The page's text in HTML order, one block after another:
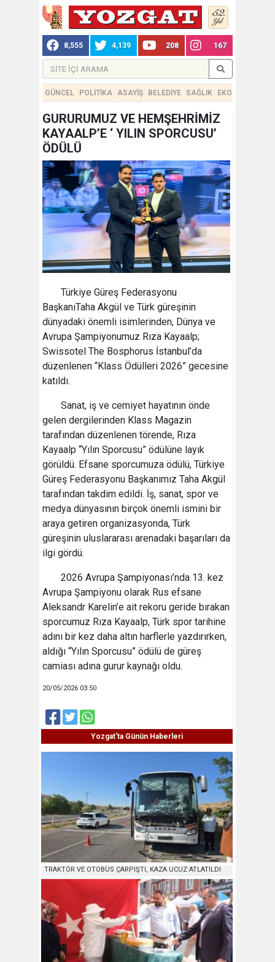
8,555 4,139 208 167
GÜNCEL POLİTİKA ASAYİŞ BELEDİYE SAĞLIK EKONOMİ
GURURUMUZ VE HEMŞEHRİMİZ
KAYAALP’E ‘ YILIN SPORCUSU’
ÖDÜLÜ
Türkiye Güreş Federasyonu
BaşkanıTaha Akgül ve Türk güreşinin
dünyadaki önemli isimlerinden, Dünya ve
Avrupa Şampiyonumuz Rıza Kayaalp;
Swissotel The Bosphorus İstanbul’da
düzenlenen “Klass Ödülleri 2026” gecesine
katıldı.
Sanat, iş ve cemiyet hayatının önde
gelen dergilerinden Klass Magazin
tarafından düzenlenen törende, Rıza
Kayaalp “Yılın Sporcusu” ödülüne layık
görüldü. Efsane sporcumuza ödülü, Türkiye
Güreş Federasyonu Başkanımız Taha Akgül
tarafından takdim edildi. İş, sanat, spor ve
medya dünyasının birçok önemli ismini bir
araya getiren organizasyonda, Türk
güreşinin uluslararası arenadaki başarıları da
ilgi gördü.
2026 Avrupa Şampiyonası’nda 13. kez
Avrupa Şampiyonu olarak Rus efsane
Aleksandr Karelin’e ait rekoru geride bırakan
sporcumuz Rıza Kayaalp, Türk spor tarihine
adını bir kez daha altın harflerle yazdırırken,
aldığı “Yılın Sporcusu” ödülü de güreş
camiası adına gurur kaynağı oldu.
20/05/2026 03:50
Yozgat'ta Günün Haberleri
TRAKTÖR VE OTOBÜS ÇARPIŞTI, KAZA UCUZ ATLATILDI